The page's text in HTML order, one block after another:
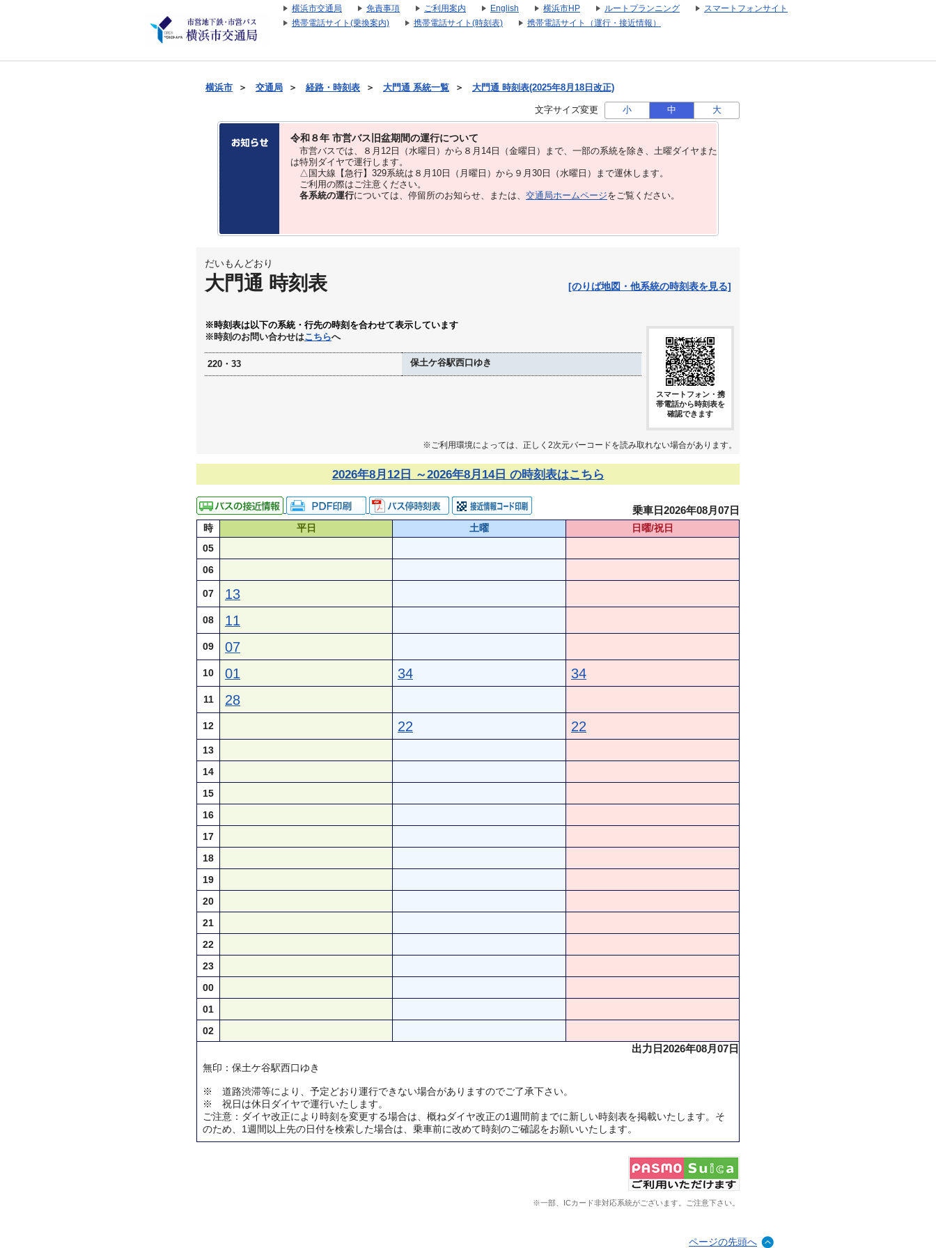
横浜市交通局 免責事項 ご利用案内 English 横浜市HP ルートプランニング
スマートフォンサイト
携帯電話サイト(乗換案内)
携帯電話サイト(時刻表) 携帯電話サイト（運行・接近情報）
横浜市 ＞ 交通局 ＞ 経路・時刻表 ＞ 大門通 系統一覧 ＞ 大門通 時刻表(2025年8月18日改正)
文字サイズ変更 小 中 大
令和８年 市営バス旧盆期間の運行について
市営バスでは、８⽉12⽇（水曜日）から８⽉14⽇（金曜日）まで、⼀部の系統を除き、⼟曜ダイヤまた
は特別ダイヤで運⾏します。
△国大線【急行】329系統は８月10日（月曜日）から９月30日（水曜日）まで運休します。
ご利用の際はご注意ください。
各系統の運行については、停留所のお知らせ、または、 交通局ホームページをご覧ください。
だいもんどおり
大門通 時刻表 [のりば地図・他系統の時刻表を見る]
※時刻表は以下の系統・行先の時刻を合わせて表示しています
※時刻のお問い合わせはこちらへ
220・33 保土ケ谷駅西口ゆき
スマートフォン・携
帯電話から時刻表を
確認できます
※ご利用環境によっては、正しく2次元バーコードを読み取れない場合があります。
2026年8月12日 ～2026年8月14日 の時刻表はこちら
乗車日2026年08月07日
時 平日 土曜
日曜/祝日
05
06
07 13
08 11
09 07
10 01 34 34
11 28
12 22 22
13
14
15
16
17
18
19
20
21
22
23
00
01
02
出力日2026年08月07日
無印：保土ケ谷駅西口ゆき
※ 道路渋滞等により、予定どおり運行できない場合がありますのでご了承下さい。
※ 祝日は休日ダイヤで運行いたします。
ご注意：ダイヤ改正により時刻を変更する場合は、概ねダイヤ改正の1週間前までに新しい時刻表を掲載いたします。そ
のため、1週間以上先の日付を検索した場合は、乗車前に改めて時刻のご確認をお願いいたします。
※一部、ICカード非対応系統がございます。ご注意下さい。
ページの先頭へ